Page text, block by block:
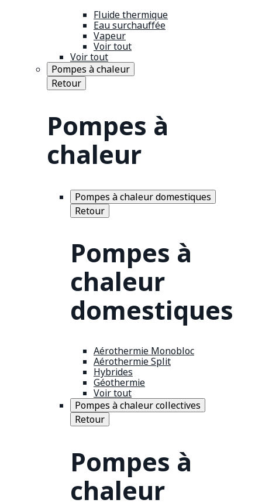
Fluide thermique
Eau surchauffée
Vapeur
Voir tout
Voir tout
Pompes à chaleur
Retour
Pompes à
chaleur
Pompes à chaleur domestiques
Retour
Pompes à
chaleur
domestiques
Aérothermie Monobloc
Aérothermie Split
Hybrides
Géothermie
Voir tout
Pompes à chaleur collectives
Retour
Pompes à
chaleur